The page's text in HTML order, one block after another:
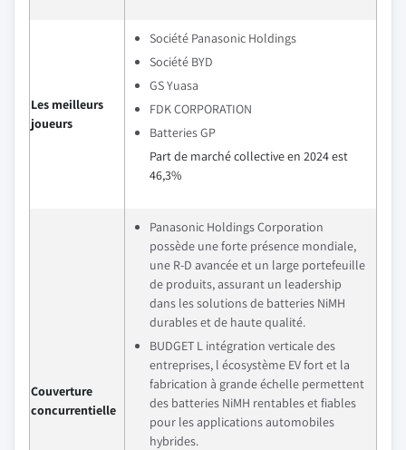
Les meilleurs
joueurs
Société Panasonic Holdings
Société BYD
GS Yuasa
FDK CORPORATION
Batteries GP
Part de marché collective en 2024 est
46,3%
Couverture
concurrentielle
Panasonic Holdings Corporation
possède une forte présence mondiale,
une R-D avancée et un large portefeuille
de produits, assurant un leadership
dans les solutions de batteries NiMH
durables et de haute qualité.
BUDGET L intégration verticale des
entreprises, l écosystème EV fort et la
fabrication à grande échelle permettent
des batteries NiMH rentables et fiables
pour les applications automobiles
hybrides.